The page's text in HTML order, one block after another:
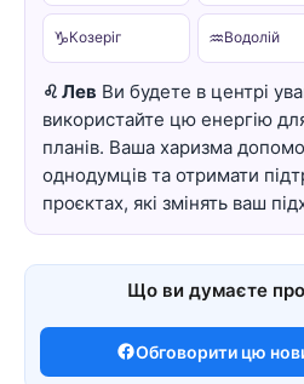
♑Козеріг ♒Водолій
♌ Лев Ви будете в центрі
використайте цю енергію
планів. Ваша харизма
однодумців та отримати
проєктах, які змінять ваш
Що ви думаєте
Обговорити цю